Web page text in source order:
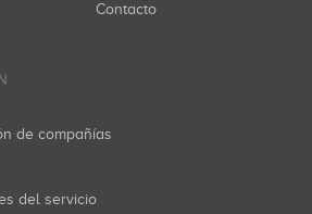
Contacto
de compañías
del servicio